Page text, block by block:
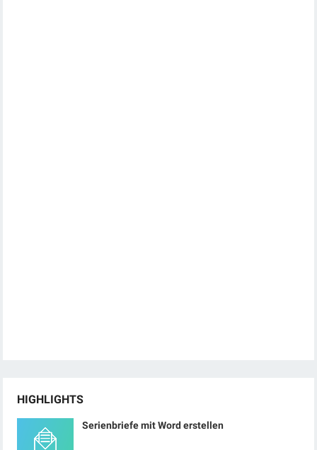
HIGHLIGHTS
Serienbriefe mit Word erstellen